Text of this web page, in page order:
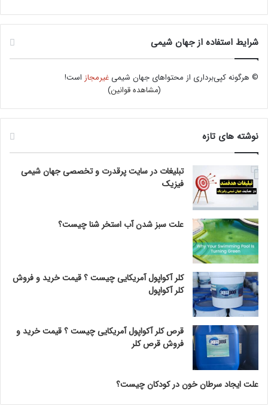
شرایط استفاده از جهان شیمی
© هرگونه کپی‌برداری از محتواهای جهان شیمیغیرمجاز است!
(مشاهده قوانین)
نوشته های تازه
تبلیغات در سایت پرقدرت و تخصصی جهان شیمی
فیزیک
علت سبز شدن آب استخر شنا چیست؟
کلر آکواپول آمریکایی چیست ؟ قیمت خرید و فروش
کلر آکواپول
قرص کلر آکواپول آمریکایی چیست ؟ قیمت خرید و
فروش قرص کلر
علت ایجاد سرطان خون در کودکان چیست؟